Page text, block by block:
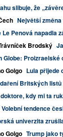
slibuje, že
Největší
Le Penová napadla
Brodský
Globe: Proizraelské
Golgo Lula přijede
Britských listů
kdy mi ta
Volební tendence
univerzita
Golgo Trump jako